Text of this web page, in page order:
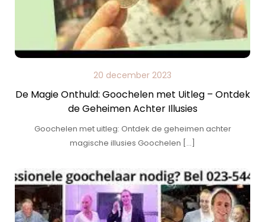
20 december 2023
De Magie Onthuld: Goochelen met Uitleg – Ontdek
de Geheimen Achter Illusies
Goochelen met uitleg: Ontdek de geheimen achter
magische illusies Goochelen […]